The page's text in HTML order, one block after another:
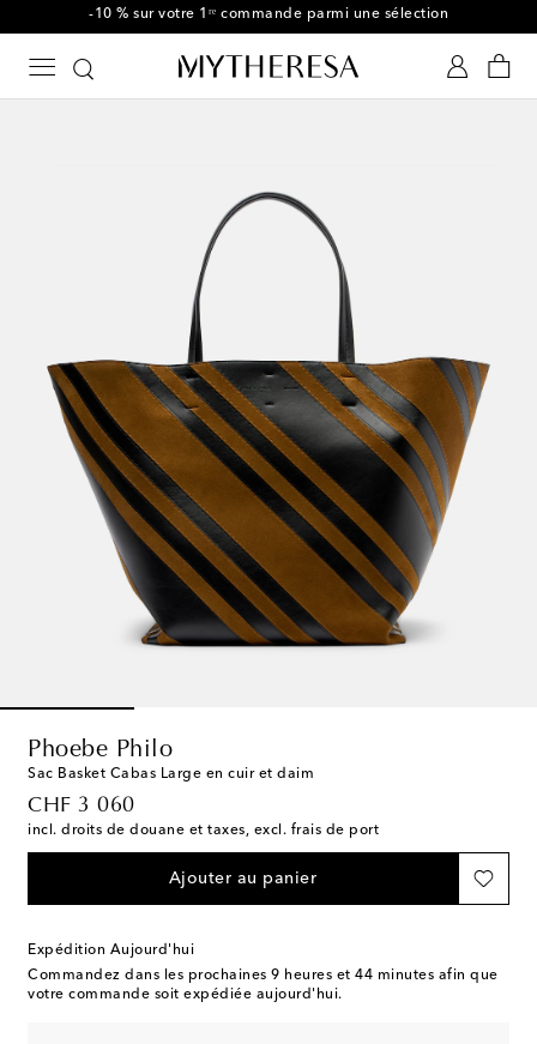
-10 % sur votre 1ʳᵉ commande parmi une sélection
Phoebe Philo
Sac Basket Cabas Large en cuir et daim
CHF 3 060
original price
incl. droits de douane et taxes, excl. frais de port
Ajouter au panier
Expédition Aujourd'hui
Commandez dans les prochaines 9 heures et 44 minutes afin que
votre commande soit expédiée aujourd'hui.